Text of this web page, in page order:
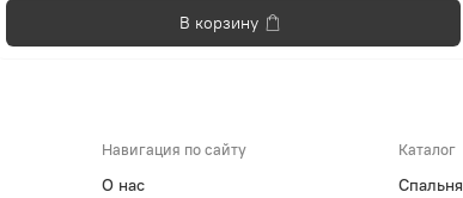
В корзину
Навигация по сайту
О нас
Каталог
Спальня